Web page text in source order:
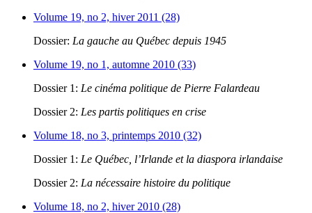
Volume 19, no 2, hiver 2011 (28)
Dossier: La gauche au Québec depuis 1945
Volume 19, no 1, automne 2010 (33)
Dossier 1: Le cinéma politique de Pierre Falardeau
Dossier 2: Les partis politiques en crise
Volume 18, no 3, printemps 2010 (32)
Dossier 1: Le Québec, l’Irlande et la diaspora irlandaise
Dossier 2: La nécessaire histoire du politique
Volume 18, no 2, hiver 2010 (28)